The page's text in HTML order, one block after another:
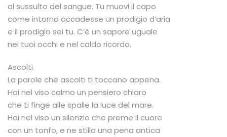
al sussulto del sangue. Tu muovi il capo
come intorno accadesse un prodigio d’aria
e il prodigio sei tu. C’è un sapore uguale
nei tuoi occhi e nel caldo ricordo.
Ascolti.
La parole che ascolti ti toccano appena.
Hai nel viso calmo un pensiero chiaro
che ti finge alle spalle la luce del mare.
Hai nel viso un silenzio che preme il cuore
con un tonfo, e ne stilla una pena antica